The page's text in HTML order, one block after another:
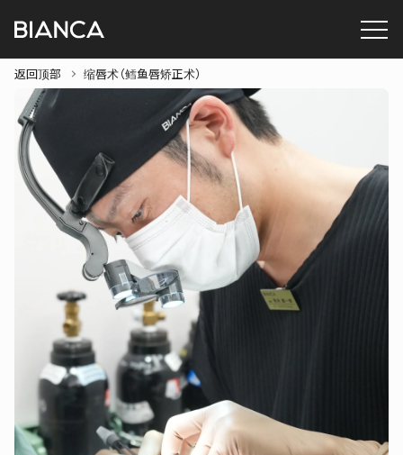
返回顶部 缩唇术（鳕鱼唇矫正术）